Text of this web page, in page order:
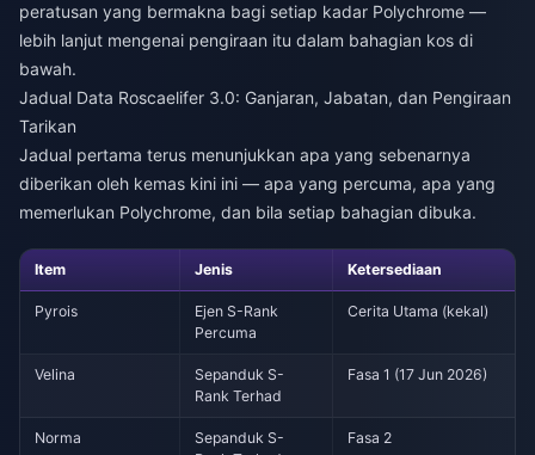
peratusan yang bermakna bagi setiap kadar Polychrome —
lebih lanjut mengenai pengiraan itu dalam bahagian kos di
bawah.
Jadual Data Roscaelifer 3.0: Ganjaran, Jabatan, dan Pengiraan
Tarikan
Jadual pertama terus menunjukkan apa yang sebenarnya
diberikan oleh kemas kini ini — apa yang percuma, apa yang
memerlukan Polychrome, dan bila setiap bahagian dibuka.
Item Jenis Ketersediaan
Pyrois
Ejen S-Rank
Percuma
Cerita Utama (kekal)
Velina
Sepanduk S-
Rank Terhad
Fasa 1 (17 Jun 2026)
Norma
Sepanduk S-
Fasa 2